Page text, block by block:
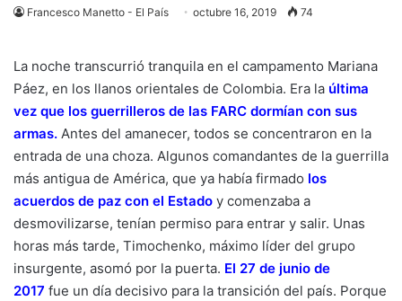
Francesco Manetto - El País octubre 16, 2019 74
La noche transcurrió tranquila en el campamento Mariana
Páez, en los llanos orientales de Colombia. Era la última
vez que los guerrilleros de las FARC dormían con sus
armas. Antes del amanecer, todos se concentraron en la
entrada de una choza. Algunos comandantes de la guerrilla
más antigua de América, que ya había firmado los
acuerdos de paz con el Estado y comenzaba a
desmovilizarse, tenían permiso para entrar y salir. Unas
horas más tarde, Timochenko, máximo líder del grupo
insurgente, asomó por la puerta. El 27 de junio de
2017 fue un día decisivo para la transición del país. Porque